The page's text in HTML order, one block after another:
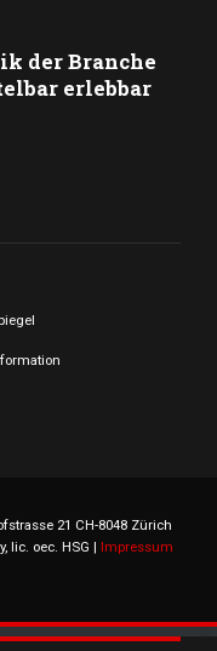
der Branche
erlebbar
21 CH-8048 Zürich
lic. oec. HSG | Impressum